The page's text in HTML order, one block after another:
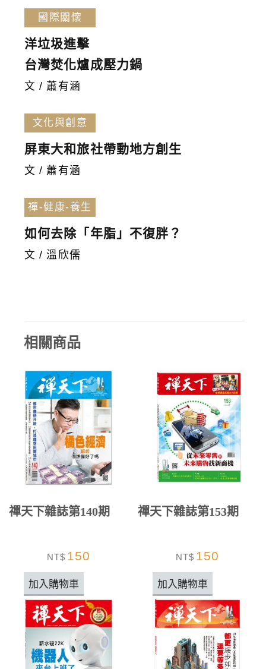
國際關懷
洋垃圾進擊
台灣焚化爐成壓力鍋
文 / 蕭有涵
文化與創意
屏東大和旅社帶動地方創生
文 / 蕭有涵
禪-健康-養生
如何去除「年脂」不復胖？
文 / 溫欣儒
相關商品
禪天下雜誌第140期
NT$ 150
加入購物車
禪天下雜誌第153期
NT$ 150
加入購物車